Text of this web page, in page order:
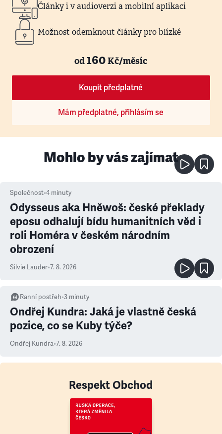
Články i v audioverzi a mobilní aplikaci
Možnost odemknout články pro blízké
od160Kč/měsíc
Koupit předplatné
Mám předplatné, přihlásím se
Mohlo by vás zajímat
Společnost•4 minuty
Odysseus aka Hněwoš: české překlady
eposu odhalují bídu humanitních věd i
roli Homéra v českém národním
obrození
Silvie Lauder•7. 8. 2026
Ranní postřeh•3 minuty
Ondřej Kundra: Jaká je vlastně česká
pozice, co se Kuby týče?
Ondřej Kundra•7. 8. 2026
Respekt Obchod